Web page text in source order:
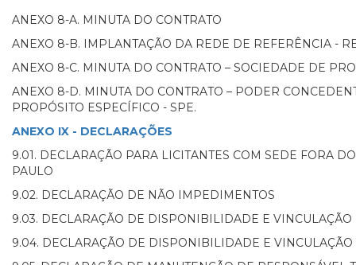
ANEXO 8-A. MINUTA DO CONTRATO
ANEXO 8-B. IMPLANTAÇÃO DA REDE DE REFERÊNCIA -
ANEXO 8-C. MINUTA DO CONTRATO – SOCIEDADE DE
ANEXO 8-D. MINUTA DO CONTRATO – PODER
PROPÓSITO ESPECÍFICO - SPE.
ANEXO IX - DECLARAÇÕES
9.01. DECLARAÇÃO PARA LICITANTES COM SEDE FORA
PAULO
9.02. DECLARAÇÃO DE NÃO IMPEDIMENTOS
9.03. DECLARAÇÃO DE DISPONIBILIDADE E
9.04. DECLARAÇÃO DE DISPONIBILIDADE E